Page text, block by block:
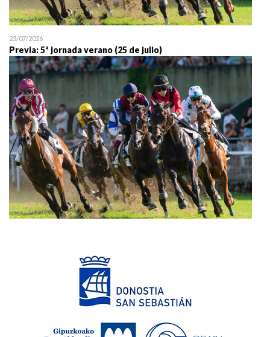
23/07/2026
Previa: 5ª jornada verano (25 de julio)